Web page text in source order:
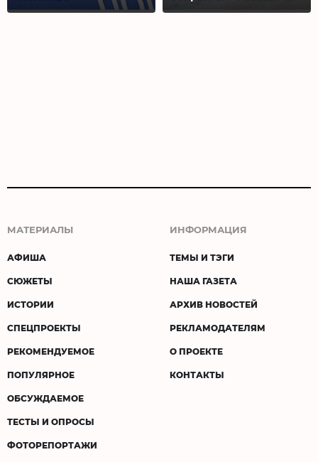
лишился добычи
МАТЕРИАЛЫ
АФИША
СЮЖЕТЫ
ИСТОРИИ
СПЕЦПРОЕКТЫ
РЕКОМЕНДУЕМОЕ
ПОПУЛЯРНОЕ
ОБСУЖДАЕМОЕ
ТЕСТЫ И ОПРОСЫ
ФОТОРЕПОРТАЖИ
ИНФОРМАЦИЯ
ТЕМЫ И ТЭГИ
НАША ГАЗЕТА
АРХИВ НОВОСТЕЙ
РЕКЛАМОДАТЕЛЯМ
О ПРОЕКТЕ
КОНТАКТЫ